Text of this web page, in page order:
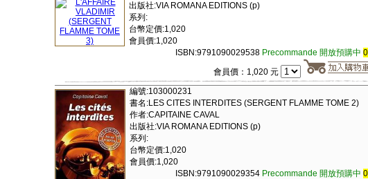
出版社:VIA ROMANA EDITIONS (p)
系列:
台幣定價:1,020
會員價:1,020
ISBN:9791090029538 Precommande 開放預購中
會員價：1,020 元
編號:103000231
書名:LES CITES INTERDITES (SERGENT FLAMME TOME 2)
作者:CAPITAINE CAVAL
出版社:VIA ROMANA EDITIONS (p)
系列:
台幣定價:1,020
會員價:1,020
ISBN:9791090029354 Precommande 開放預購中